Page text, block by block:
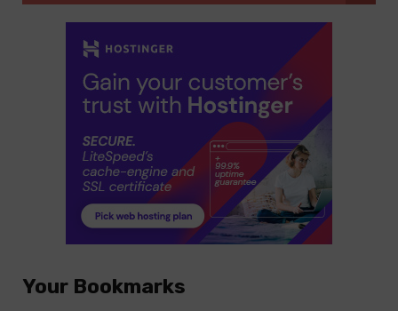
Your Bookmarks